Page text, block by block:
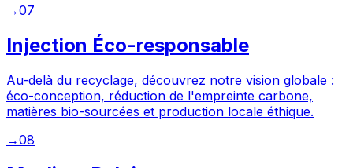
→07
Injection Éco-responsable
Au-delà du recyclage, découvrez notre vision globale :
éco-conception, réduction de l'empreinte carbone,
matières bio-sourcées et production locale éthique.
→08